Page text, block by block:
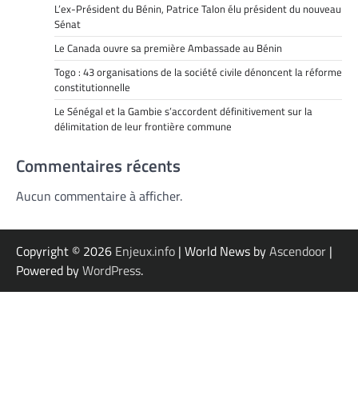
L’ex-Président du Bénin, Patrice Talon élu président du nouveau
Sénat
Le Canada ouvre sa première Ambassade au Bénin
Togo : 43 organisations de la société civile dénoncent la réforme
constitutionnelle
Le Sénégal et la Gambie s’accordent définitivement sur la
délimitation de leur frontière commune
Commentaires récents
Aucun commentaire à afficher.
Copyright © 2026 Enjeux.info | World News byAscendoor |
Powered byWordPress.